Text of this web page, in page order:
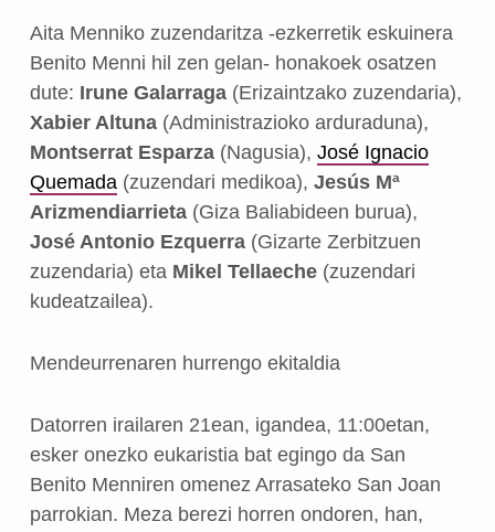
Aita Menniko zuzendaritza -ezkerretik eskuinera
Benito Menni hil zen gelan- honakoek osatzen
dute: Irune Galarraga(Erizaintzako zuzendaria),
Xabier Altuna (Administrazioko arduraduna),
Montserrat Esparza(Nagusia), José Ignacio
Quemada(zuzendari medikoa), Jesús Mª
Arizmendiarrieta(Giza Baliabideen burua),
José Antonio Ezquerra(Gizarte Zerbitzuen
zuzendaria) eta Mikel Tellaeche(zuzendari
kudeatzailea).
Mendeurrenaren hurrengo ekitaldia
Datorren irailaren 21ean, igandea, 11:00etan,
esker onezko eukaristia bat egingo da San
Benito Menniren omenez Arrasateko San Joan
parrokian. Meza berezi horren ondoren, han,